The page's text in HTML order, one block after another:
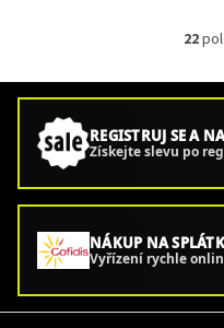
22
REGISTRUJ SE A
Získejte slevu po
NÁKUP NA
Vyřízení rychle